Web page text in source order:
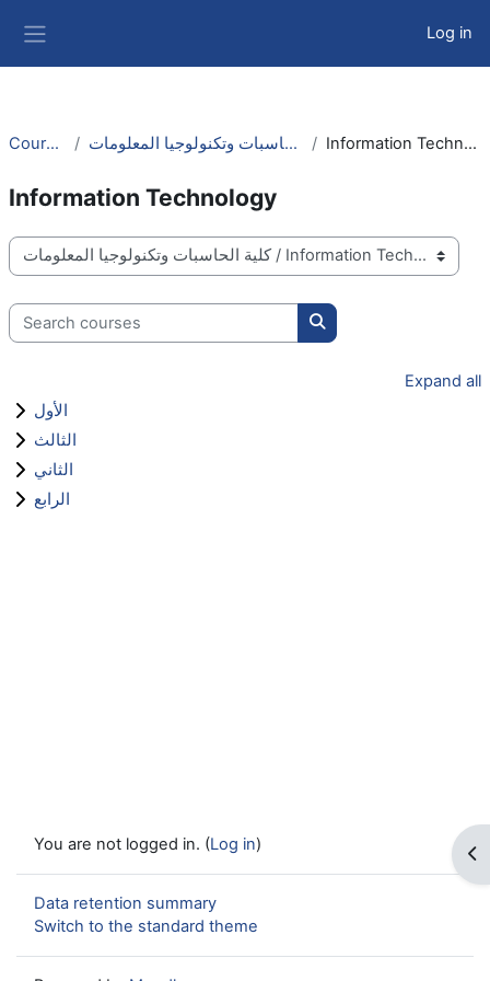
Skip to main content Log in
Courses كلية الحاسبات وتكنولوجيا المعلومات Information Technology
Information Technology
Course categories
Search courses
Search courses
Expand all
الأول
الثالث
الثاني
الرابع
You are not logged in. (Log in)
Data retention summary
Switch to the standard theme